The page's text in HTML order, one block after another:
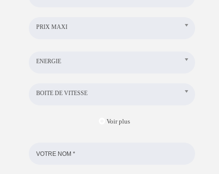
PRIX MAXI
ENERGIE
BOITE DE VITESSE
Voir plus